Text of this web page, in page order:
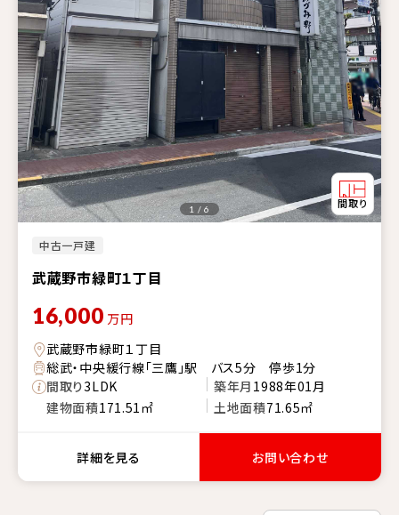
中古一戸建
武蔵野市緑町１丁目
1 / 6
16,000 万円
武蔵野市緑町１丁目
総武・中央緩行線「三鷹」駅 バス5分 停歩1分
間取り3LDK 築年月 1988年01月
建物面積171.51㎡ 土地面積71.65㎡
詳細を見る お問い合わせ